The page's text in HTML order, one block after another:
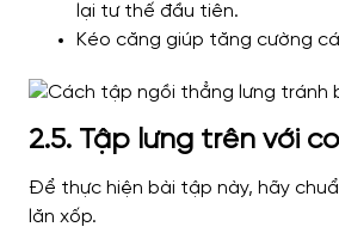
lại tư thế đầu tiên.
Kéo căng giúp tăng cường
2.5. Tập lưng trên với
Để thực hiện bài tập này, hãy
lăn xốp.